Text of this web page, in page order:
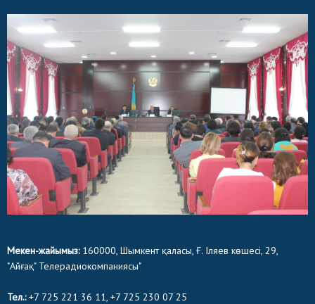
Мекен-жайымыз:160000, Шымкент қаласы, Ғ. Іляев көшесі, 29,
"Айғақ" Телерадиокомпаниясы"
Тел.:+7 725 221 36 11, +7 725 230 07 25